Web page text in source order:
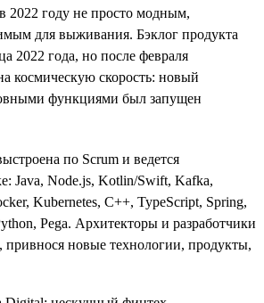
2022 году не просто модным,
для выживания. Бэклог продукта
2022 года, но после февраля
космическую скорость: новый
функциями был запущен
по Scrum и ведется
Java, Node.js, Kotlin/Swift, Kafka,
Kubernetes, C++, TypeScript, Spring,
Pega. Архитекторы и разработчики
привнося новые технологии, продукты,